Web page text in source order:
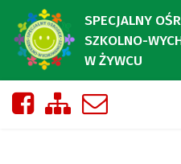
SPECJALNY
SZKOLNO-
W ŻYWCU
Nasza strona na
Zobacz mapę